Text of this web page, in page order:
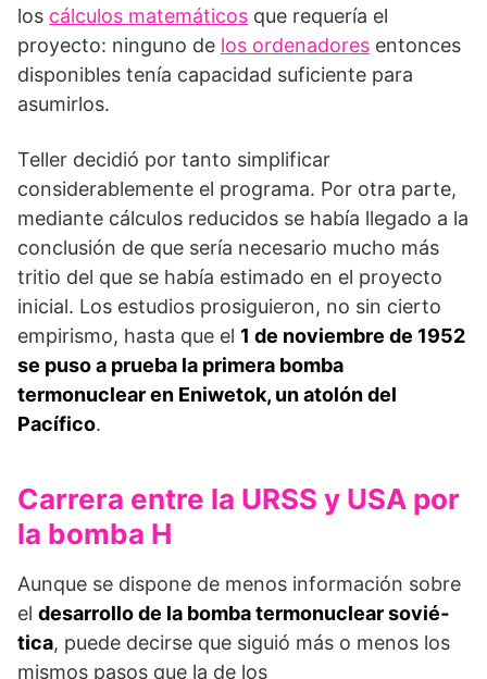
los cálculos matemáticos que requería el
proyecto: ninguno de los ordenadores entonces
disponibles tenía capacidad suficiente para
asumirlos.
Teller decidió por tanto simplificar
considerablemente el programa. Por otra parte,
mediante cálculos reducidos se había llegado a la
conclusión de que sería necesario mucho más
tritio del que se había estimado en el proyecto
inicial. Los estu­dios prosiguieron, no sin cierto
empirismo, hasta que el 1 de noviembre de 1952
se puso a prueba la primera bomba
termonuclear en Eniwetok, un atolón del
Pacífico.
Carrera entre la URSS y USA por
la bomba H
Aunque se dispone de menos información sobre
el desarrollo de la bomba termonuclear sovié­
tica, puede decirse que siguió más o menos los
mismos pasos que la de los